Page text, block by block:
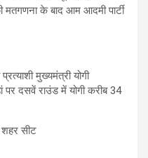
के बाद आम आदमी पार्टी
मुख्यमंत्री योगी
दसवें राउंड में योगी करीब 34
शहर सीट